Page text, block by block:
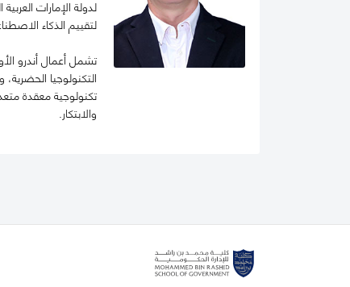
لتقييم الذكاء
تشمل أعمال أندرو
التكنولوجيا
والابتكار.